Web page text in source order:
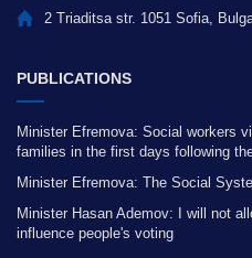
2 Triaditsa str. 1051 Sofia,
PUBLICATIONS
Minister Efremova: Social workers
families in the first days following
Minister Efremova: The Social
Minister Hasan Ademov: I will not
influence people's voting